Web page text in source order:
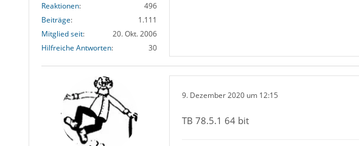
Reaktionen
496
Beiträge
1.111
Mitglied seit
20. Okt. 2006
Hilfreiche Antworten
30
9. Dezember 2020 um 12:15
TB 78.5.1 64 bit